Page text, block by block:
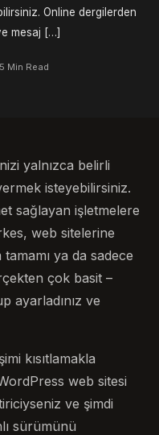
Online dergilerden
mesaj […]
5 Min Read
yalnızca belirli
isteyebilirsiniz.
sağlayan işletmelere
web sitelerine
ya da sadece
çok basit –
ayarladınız ve
kısıtlamakla
web sitesi
ve şimdi
sürümünü